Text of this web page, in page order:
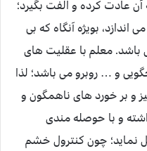
عادت کرده و الفت بگیرد؛
اندازد، بویژه آنگاه که بی
باشد. معلم با عقلیت های
و … روبرو می باشد؛ لذا
و بر خورد های ناهمگون و
و با حوصله مندی
چون کنترول خشم